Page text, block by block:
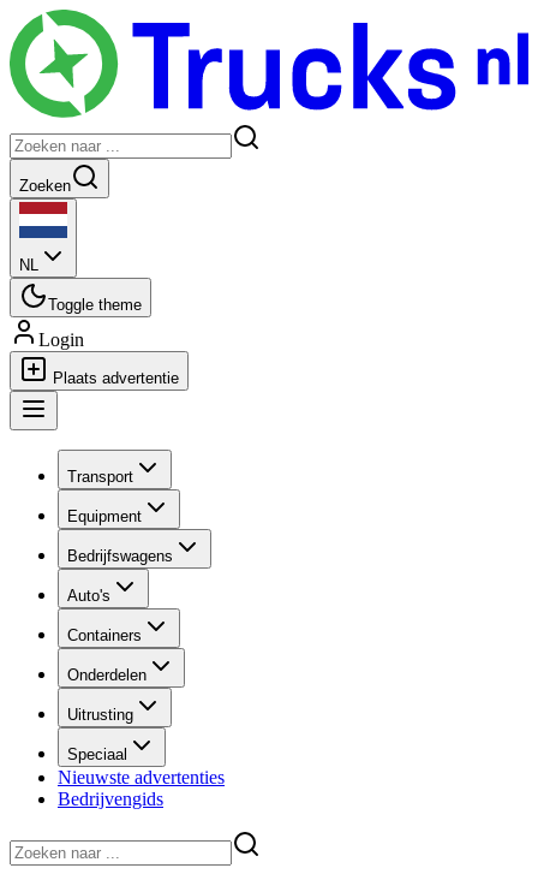
Zoeken
NL
Toggle theme
Login
Plaats advertentie
Transport
Equipment
Bedrijfswagens
Auto's
Containers
Onderdelen
Uitrusting
Speciaal
Nieuwste advertenties
Bedrijvengids